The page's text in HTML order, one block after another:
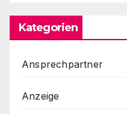
Kategorien
Ansprechpartner
Anzeige